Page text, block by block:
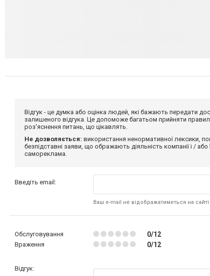
Відгук - це думка або оцінка людей, які бажають передати
залишеного відгука. Це допоможе багатьом прийняти
роз'яснення питань, що цікавлять.
Не дозволяється: використання ненормативної лексики,
безпідставні заяви, що ображають діяльність компанії і /
самореклама.
Введіть email:
Ваш e-mail не відображатиметься на сайті
Обслуговування 0/12
Враження 0/12
Відгук: